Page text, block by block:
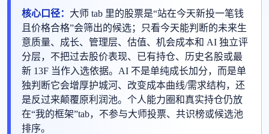
核心口径： 大师 tab 里的股票是“站在今天新投一笔钱
且价格合格”会筛出的候选；只看今天能判断的未来生
意质量、成长、管理层、估值、机会成本和 AI 独立评
分层，不把过去股价表现、已有持仓、历史名股或最
新 13F 当作入选依据。AI 不是单纯成长加分，而是单
独判断它会增厚护城河、改变成本曲线/需求结构，还
是反过来颠覆原利润池。个人能力圈和真实持仓仍放
在“我的框架”tab，不参与大师投票、共识榜或候选池
排序。